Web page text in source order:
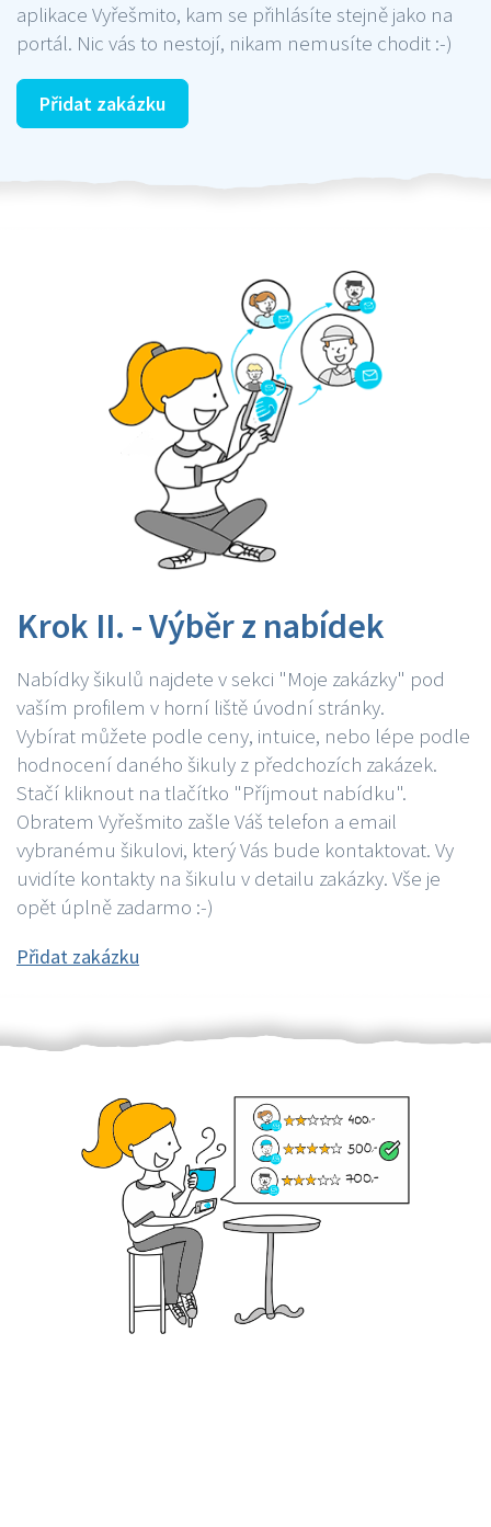
aplikace Vyřešmito, kam se přihlásíte stejně jako na
portál. Nic vás to nestojí, nikam nemusíte chodit :-)
Přidat zakázku
Krok II. - Výběr z nabídek
Nabídky šikulů najdete v sekci "Moje zakázky" pod
vaším profilem v horní liště úvodní stránky.
Vybírat můžete podle ceny, intuice, nebo lépe podle
hodnocení daného šikuly z předchozích zakázek.
Stačí kliknout na tlačítko "Příjmout nabídku".
Obratem Vyřešmito zašle Váš telefon a email
vybranému šikulovi, který Vás bude kontaktovat. Vy
uvidíte kontakty na šikulu v detailu zakázky. Vše je
opět úplně zadarmo :-)
Přidat zakázku